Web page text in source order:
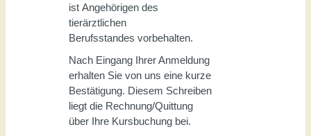
ist Angehörigen des
tierärztlichen
Berufsstandes vorbehalten.
Nach Eingang Ihrer Anmeldung
erhalten Sie von uns eine kurze
Bestätigung. Diesem Schreiben
liegt die Rechnung/Quittung
über Ihre Kursbuchung bei.